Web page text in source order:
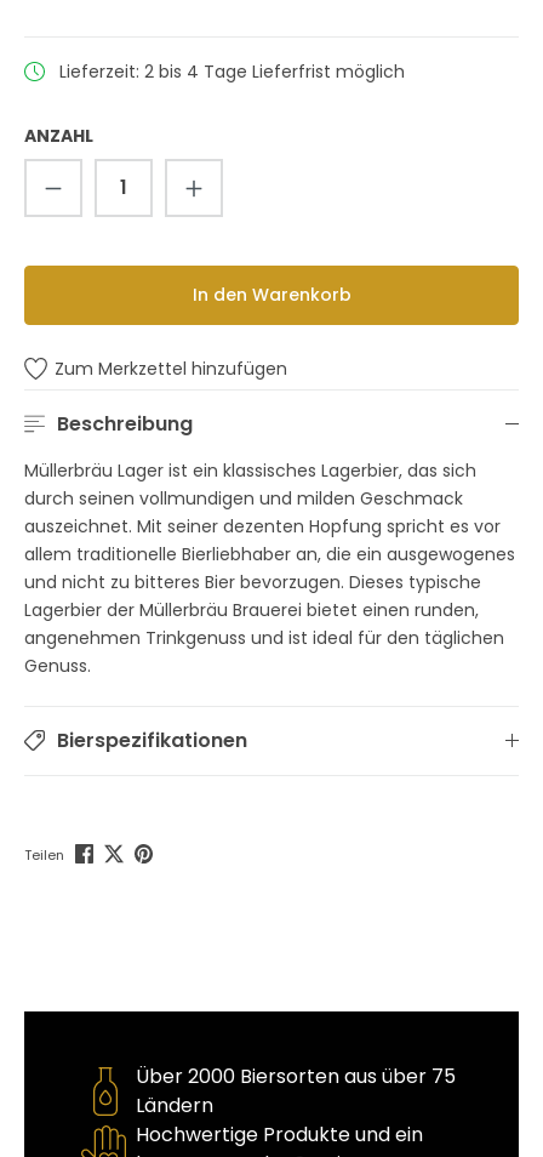
Lieferzeit: 2 bis 4 Tage Lieferfrist möglich
ANZAHL
Produkt Anzahl: Gib den
In den Warenkorb
Zum Merkzettel hinzufügen
Beschreibung
Müllerbräu Lager ist ein klassisches Lagerbier, das sich
durch seinen vollmundigen und milden Geschmack
auszeichnet. Mit seiner dezenten Hopfung spricht es vor
allem traditionelle Bierliebhaber an, die ein ausgewogenes
und nicht zu bitteres Bier bevorzugen. Dieses typische
Lagerbier der Müllerbräu Brauerei bietet einen runden,
angenehmen Trinkgenuss und ist ideal für den täglichen
Genuss.
Bierspezifikationen
Teilen
Über 2000 Biersorten aus über 75
Ländern
Hochwertige Produkte und ein